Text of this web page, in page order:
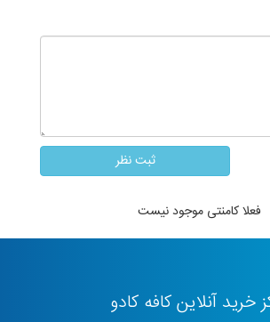
فعلا کامنتی موجود نیست
خرید آنلاین کافه کادو